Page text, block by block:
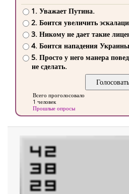
1. Уважает Путина.
2. Боится увеличить
3. Никому не дает такие
4. Боится нападения
5. Просто у него манера
не сделать.
Всего проголосовало
1 человек
Прошлые опросы